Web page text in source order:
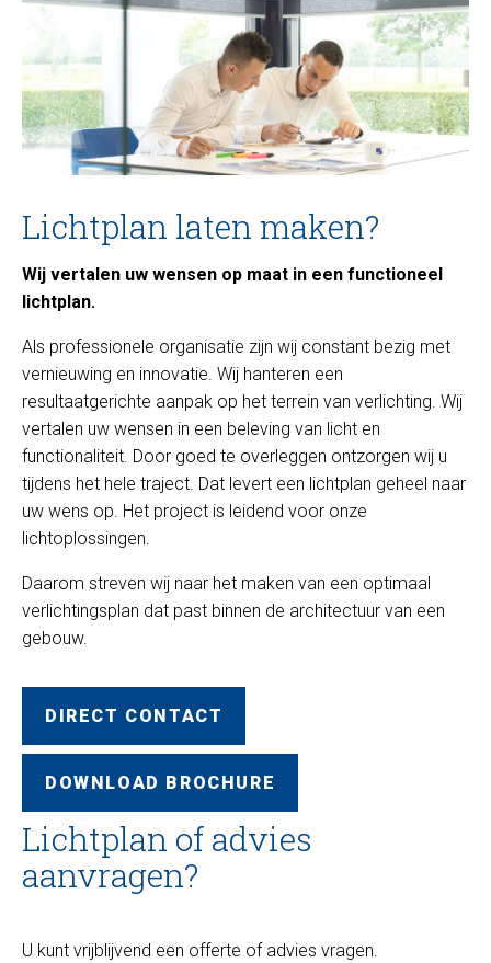
Lichtplan laten maken?
Wij vertalen uw wensen op maat in een functioneel
lichtplan.
Als professionele organisatie zijn wij constant bezig met
vernieuwing en innovatie. Wij hanteren een
resultaatgerichte aanpak op het terrein van verlichting. Wij
vertalen uw wensen in een beleving van licht en
functionaliteit. Door goed te overleggen ontzorgen wij u
tijdens het hele traject. Dat levert een lichtplan geheel naar
uw wens op. Het project is leidend voor onze
lichtoplossingen.
Daarom streven wij naar het maken van een optimaal
verlichtingsplan dat past binnen de architectuur van een
gebouw.
DIRECT CONTACT
DOWNLOAD BROCHURE
Lichtplan of advies
aanvragen?
U kunt vrijblijvend een offerte of advies vragen.